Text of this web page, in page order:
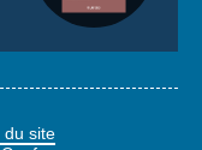
du site